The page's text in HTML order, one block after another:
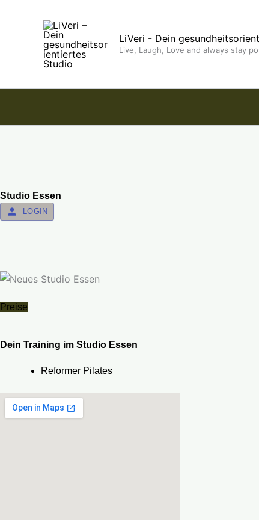
LiVeri - Dein
Live, Laugh, Love and always stay
Studio Essen
LOGIN
Preise
Dein Training im Studio Essen
Reformer Pilates